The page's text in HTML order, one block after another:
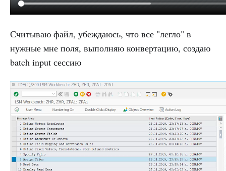
Считываю файл, убеждаюсь, что все "легло" в
нужные мне поля, выполняю конвертацию, создаю
batch input сессию